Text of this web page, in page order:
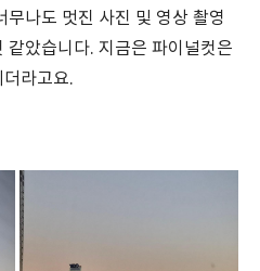
나도 멋진 사진 및 영상 촬영
같았습니다. 지금은 파이널컷은
라고요.